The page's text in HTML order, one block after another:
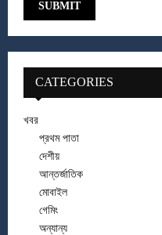
CATEGORIES
খবর
প্রথম পাতা
দেশীয়
আন্তর্জাতিক
মোবাইল
গেমিং
অন্যান্য